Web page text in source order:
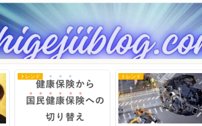
トレンド トレンド